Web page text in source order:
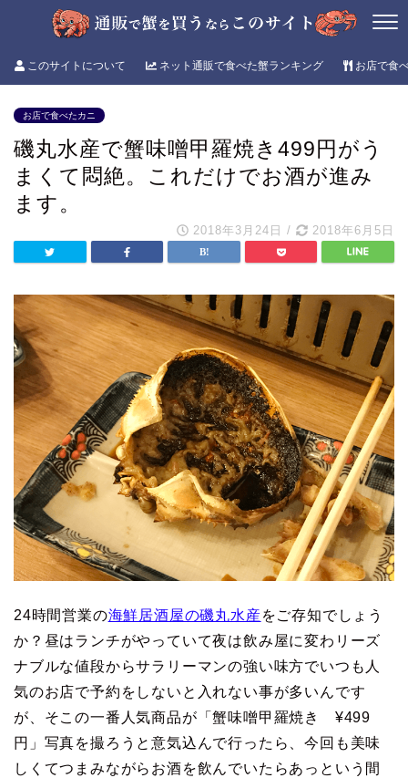
このサイトについて ネット通販で食べた蟹ランキング お店で食
お店で食べたカニ
磯丸水産で蟹味噌甲羅焼き499円がう
まくて悶絶。これだけでお酒が進み
ます。
2018年3月24日 / 2018年6月5日
24時間営業の海鮮居酒屋の磯丸水産をご存知でしょう
か？昼はランチがやっていて夜は飲み屋に変わリーズ
ナブルな値段からサラリーマンの強い味方でいつも人
気のお店で予約をしないと入れない事が多いんです
が、そこの一番人気商品が「蟹味噌甲羅焼き ¥499
円」写真を撮ろうと意気込んで行ったら、今回も美味
しくてつまみながらお酒を飲んでいたらあっという間